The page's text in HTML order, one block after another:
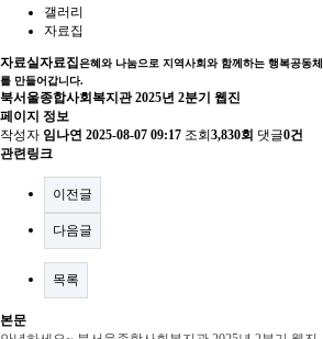
갤러리
자료집
자료실자료집은혜와 나눔으로 지역사회와 함께하는 행복공동체
를 만들어갑니다.
북서울종합사회복지관 2025년 2분기 웹진
페이지 정보
작성자 임나연 2025-08-07 09:17 조회 3,830회 댓글0건
관련링크
이전글
다음글
목록
본문